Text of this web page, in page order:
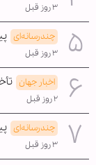
۳ روز قبل
چندرسانه‌ای
۳ روز قبل
اخبار جهان
۲ روز قبل
چندرسانه‌ای
۳ روز قبل